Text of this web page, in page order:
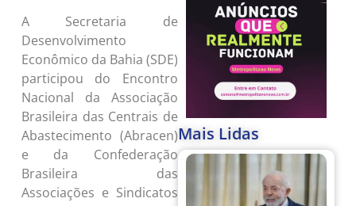
A Secretaria de
Desenvolvimento
Econômico da Bahia (SDE)
participou do Encontro
Nacional da Associação
Brasileira das Centrais de
Abastecimento (Abracen)
e da Confederação
Brasileira das
Associações e Sindicatos
Mais Lidas